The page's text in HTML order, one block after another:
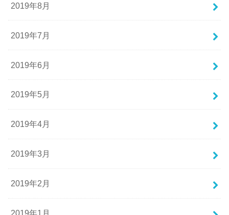
2019年8月
2019年7月
2019年6月
2019年5月
2019年4月
2019年3月
2019年2月
2019年1月